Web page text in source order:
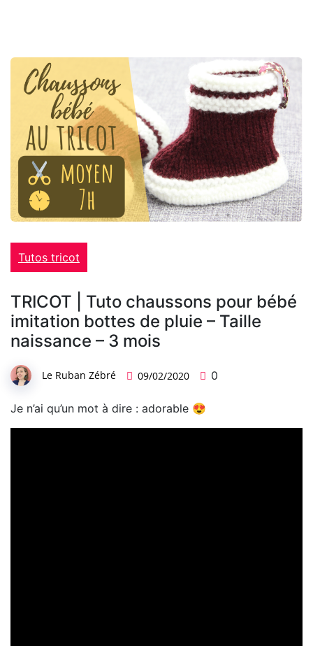
Tutos tricot
TRICOT | Tuto chaussons pour bébé
imitation bottes de pluie – Taille
naissance – 3 mois
Le Ruban Zébré 09/02/2020 0
Je n’ai qu’un mot à dire : adorable 😍